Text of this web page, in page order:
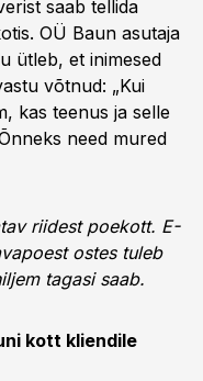
saab tellida
OÜ Baun asutaja
ütleb, et inimesed
võtnud: „Kui
kas teenus ja selle
need mured
riidest poekott. E-
ostes tuleb
tagasi saab.
kott kliendile